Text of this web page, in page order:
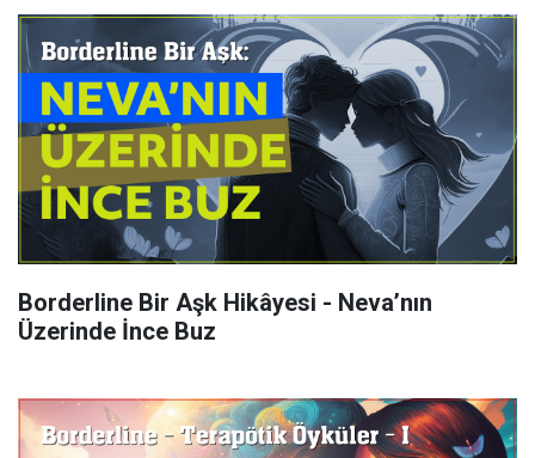
Borderline Bir Aşk Hikâyesi - Neva’nın
Üzerinde İnce Buz